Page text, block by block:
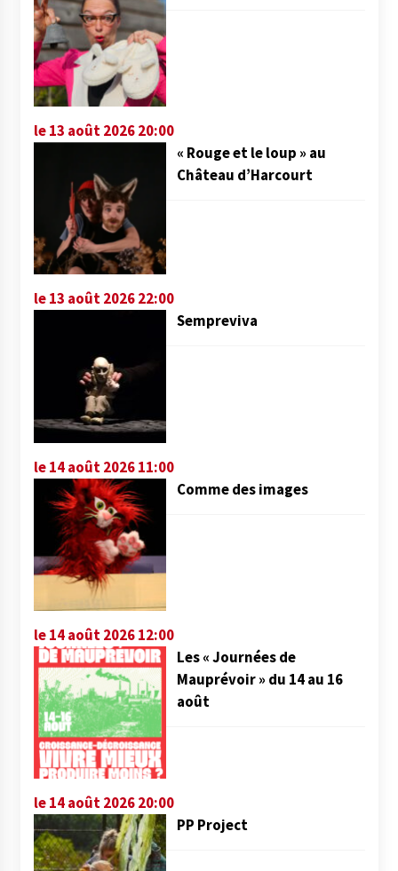
le 13 août 2026 20:00
« Rouge et le loup » au
Château d’Harcourt
le 13 août 2026 22:00
Sempreviva
le 14 août 2026 11:00
Comme des images
le 14 août 2026 12:00
Les « Journées de
Mauprévoir » du 14 au 16
août
le 14 août 2026 20:00
PP Project